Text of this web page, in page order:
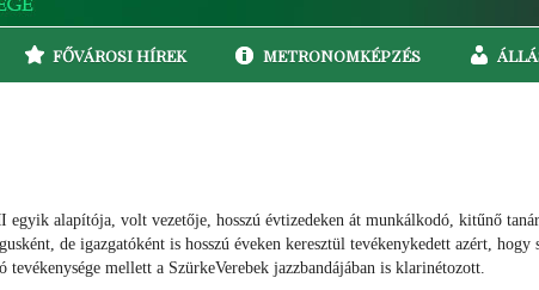
FŐVÁROSI HÍREK METRONOMKÉPZÉS
alapítója, volt vezetője, hosszú évtizedeken át munkálkodó, kitűnő
de igazgatóként is hosszú éveken keresztül tevékenykedett azért,
mellett a SzürkeVerebek jazzbandájában is klarinétozott.